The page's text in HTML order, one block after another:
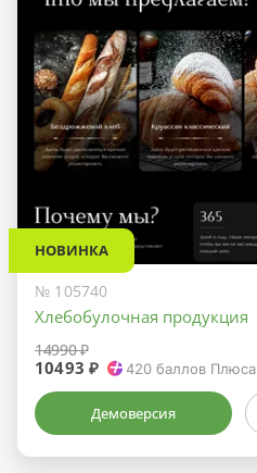
НОВИНКА
№ 105740
Хлебобулочная продукция
14990 ₽
10493 ₽ 420 баллов Плюса
Демоверсия